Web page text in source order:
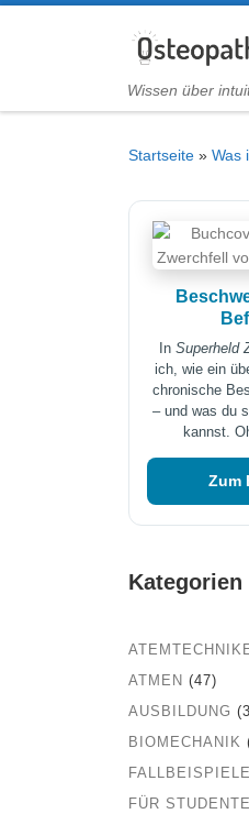
Zum Inhalt springen
Wissen über
Startseite » Was
In Superheld
ich, wie ein
chronische
– und was du
kannst.
Zum
Kategorien
ATMEN (47)
AUSBILDUNG
BIOMECHANIK
FALLBEISPIELE
FÜR